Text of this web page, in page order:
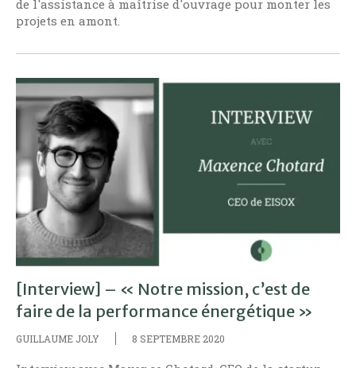
de l'assistance à maîtrise d'ouvrage pour monter les
projets en amont.
[Interview] – « Notre mission, c’est de
faire de la performance énergétique »
GUILLAUME JOLY 8 SEPTEMBRE 2020